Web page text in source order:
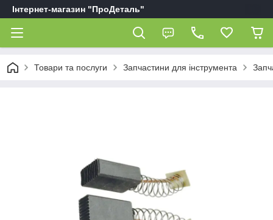
Інтернет-магазин "ПроДеталь"
Товари та послуги Запчастини для інструмента